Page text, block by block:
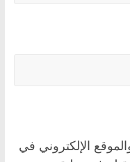
الإلكتروني في